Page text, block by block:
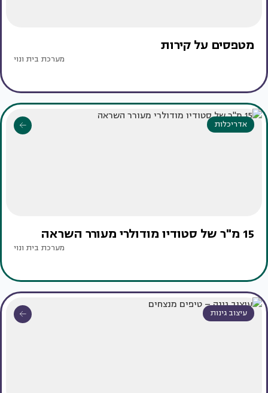
מטפסים על קירות
מערכת בית ונוי
אדריכלות
15 מ"ר של סטודיו מודולרי מעורר השראה
מערכת בית ונוי
עיצוב גינות